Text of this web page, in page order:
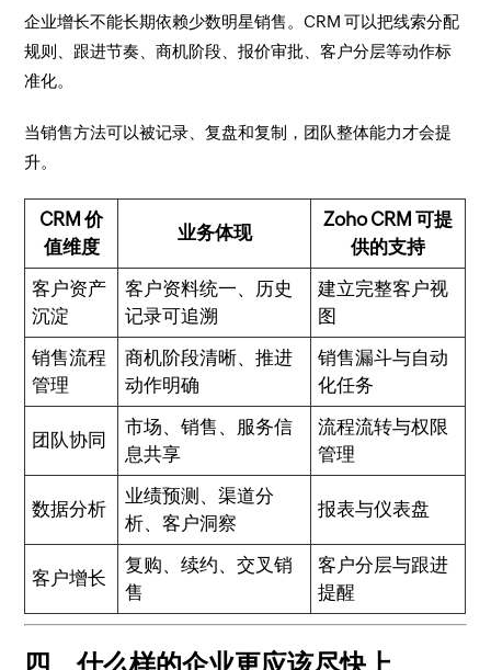
企业增长不能长期依赖少数明星销售。CRM 可以把线索分配
规则、跟进节奏、商机阶段、报价审批、客户分层等动作标
准化。
当销售方法可以被记录、复盘和复制，团队整体能力才会提
升。
CRM 价
值维度
业务体现
Zoho CRM 可提
供的支持
客户资产
沉淀
客户资料统一、历史
记录可追溯
建立完整客户视
图
销售流程
管理
商机阶段清晰、推进
动作明确
销售漏斗与自动
化任务
团队协同
市场、销售、服务信
息共享
流程流转与权限
管理
数据分析
业绩预测、渠道分
析、客户洞察
报表与仪表盘
客户增长
复购、续约、交叉销
售
客户分层与跟进
提醒
四、什么样的企业更应该尽快上